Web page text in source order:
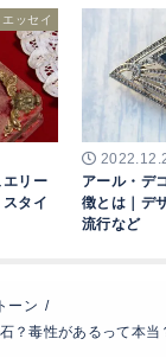
エッセイ
エリー
タイ
アール・デ
徴とは｜デ
流行など
ーン
？毒性があるって本当